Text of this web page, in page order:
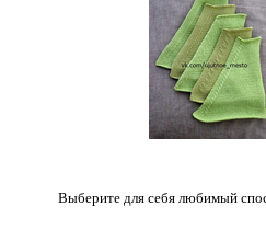
Выберите для себя любимый